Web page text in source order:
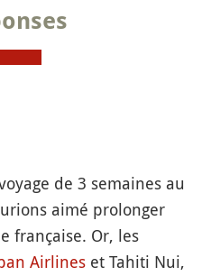
de 3 semaines au
aimé prolonger
française. Or, les
Airlines et Tahiti Nui,